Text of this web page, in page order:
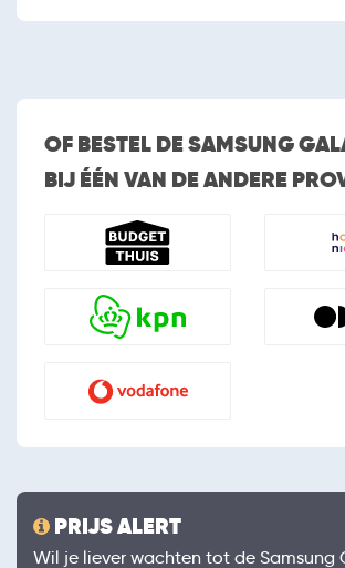
OF BESTEL DE SAMSUNG
BIJ ÉÉN VAN DE ANDERE
PRIJS ALERT
Wil je liever wachten tot de Samsung